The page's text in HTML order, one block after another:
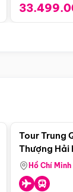
Tour Trung
Thượng Hải
Nên Thơ -
Hồ Chí Minh